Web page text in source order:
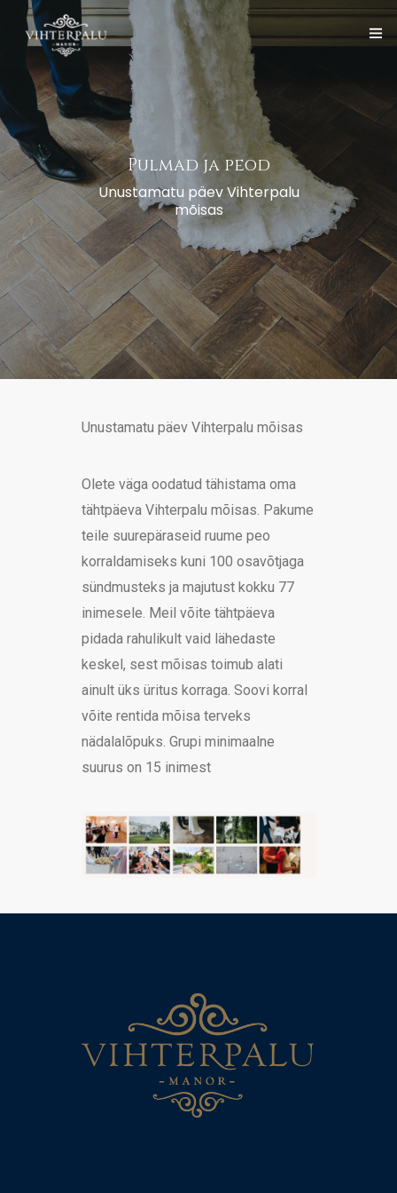
Avaleht
Vihterpalu Mõis
Teenused
Sündmuste korraldamine
Galerii
Kontakt
Eesti Pulmad ja peod
Unustamatu päev Vihterpalu
mõisas
Unustamatu päev Vihterpalu mõisas
Olete väga oodatud tähistama oma
tähtpäeva Vihterpalu mõisas. Pakume
teile suurepäraseid ruume peo
korraldamiseks kuni 100 osavõtjaga
sündmusteks ja majutust kokku 77
inimesele. Meil võite tähtpäeva
pidada rahulikult vaid lähedaste
keskel, sest mõisas toimub alati
ainult üks üritus korraga. Soovi korral
võite rentida mõisa terveks
nädalalõpuks. Grupi minimaalne
suurus on 15 inimest